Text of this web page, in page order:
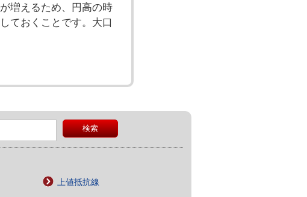
増えるため、円高の時
ておくことです。大口
上値抵抗線